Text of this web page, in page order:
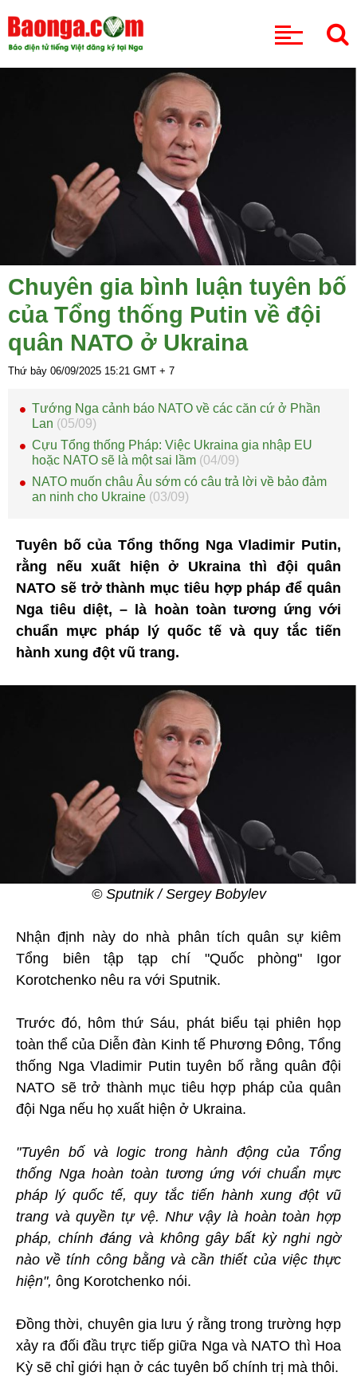
Chuyên gia bình luận tuyên bố
của Tổng thống Putin về đội
quân NATO ở Ukraina
Thứ bảy 06/09/2025 15:21 GMT + 7
Tướng Nga cảnh báo NATO về các căn cứ ở Phần
Lan (05/09)
Cựu Tổng thống Pháp: Việc Ukraina gia nhập EU
hoặc NATO sẽ là một sai lầm (04/09)
NATO muốn châu Âu sớm có câu trả lời về bảo đảm
an ninh cho Ukraine (03/09)
Tuyên bố của Tổng thống Nga Vladimir Putin,
rằng nếu xuất hiện ở Ukraina thì đội quân
NATO sẽ trở thành mục tiêu hợp pháp để quân
Nga tiêu diệt, – là hoàn toàn tương ứng với
chuẩn mực pháp lý quốc tế và quy tắc tiến
hành xung đột vũ trang.
© Sputnik / Sergey Bobylev
Nhận định này do nhà phân tích quân sự kiêm
Tổng biên tập tạp chí "Quốc phòng" Igor
Korotchenko nêu ra với Sputnik.
Trước đó, hôm thứ Sáu, phát biểu tại phiên họp
toàn thể của Diễn đàn Kinh tế Phương Đông, Tổng
thống Nga Vladimir Putin tuyên bố rằng quân đội
NATO sẽ trở thành mục tiêu hợp pháp của quân
đội Nga nếu họ xuất hiện ở Ukraina.
"Tuyên bố và logic trong hành động của Tổng
thống Nga hoàn toàn tương ứng với chuẩn mực
pháp lý quốc tế, quy tắc tiến hành xung đột vũ
trang và quyền tự vệ. Như vậy là hoàn toàn hợp
pháp, chính đáng và không gây bất kỳ nghi ngờ
nào về tính công bằng và cần thiết của việc thực
hiện", ông Korotchenko nói.
Đồng thời, chuyên gia lưu ý rằng trong trường hợp
xảy ra đối đầu trực tiếp giữa Nga và NATO thì Hoa
Kỳ sẽ chỉ giới hạn ở các tuyên bố chính trị mà thôi.